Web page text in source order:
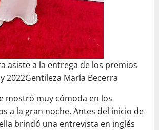
asiste a la entrega de los premios
2022Gentileza María Becerra
mostró muy cómoda en los
a la gran noche. Antes del inicio de
brindó una entrevista en inglés